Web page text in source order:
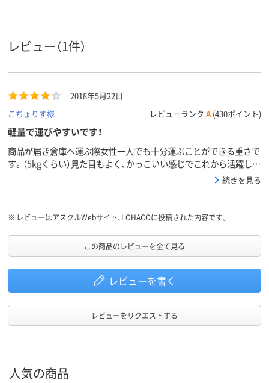
アスクル
商品環境
レビュー（1件）
2018年5月22日
こちょりす様
レビューランク A (430ポイント)
軽量で運びやすいです！
商品が届き倉庫へ運ぶ際女性一人でも十分運ぶことができる重さで
す。（5kgくらい）見た目もよく、かっこいい感じでこれから活躍して
くれると思います。フレームの取り外しも内側から外側へフレーム
た。ですが、商品の説明書がフィルムのなかにあり、最初どのように
フレームをはずすのか手間取ってしまいました。QRコードを読み
されている箱の内側などに封筒に入れて貼り付けていただけるとよ
りスムーズかなと思います。
続きを見る
※ レビューはアスクルWebサイト、LOHACOに投稿された内容です。
この商品のレビューを全て見る
レビューを書く
レビューをリクエストする
人気の商品